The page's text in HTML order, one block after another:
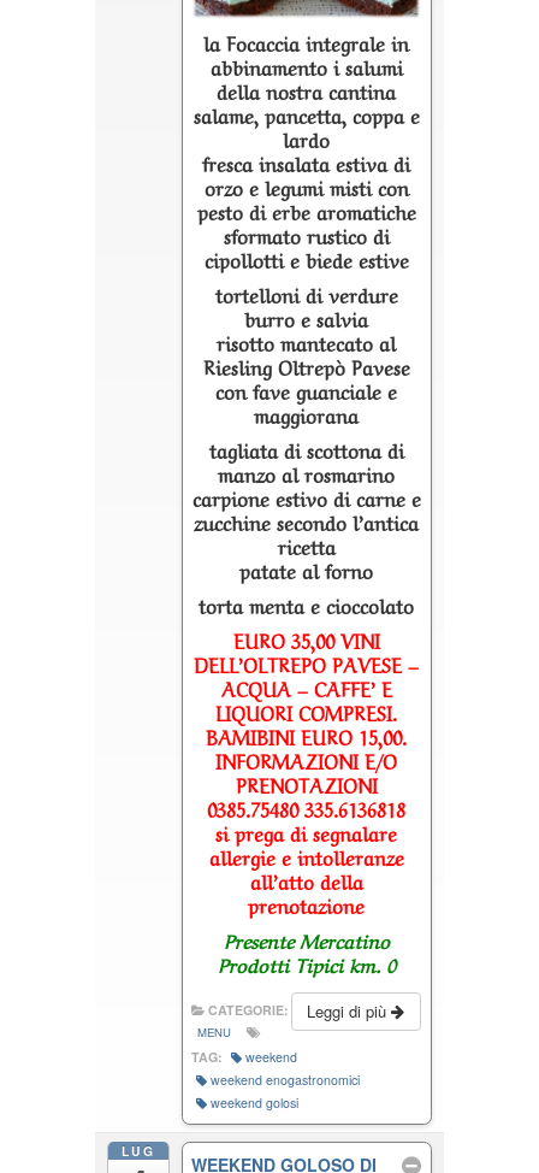
la Focaccia integrale in
abbinamento i salumi
della nostra cantina
salame, pancetta, coppa e
lardo
fresca insalata estiva di
orzo e legumi misti con
pesto di erbe aromatiche
sformato rustico di
cipollotti e biede estive
tortelloni di verdure
burro e salvia
risotto mantecato al
Riesling Oltrepò Pavese
con fave guanciale e
maggiorana
tagliata di scottona di
manzo al rosmarino
carpione estivo di carne e
zucchine secondo l’antica
ricetta
patate al forno
torta menta e cioccolato
EURO 35,00 VINI
DELL’OLTREPO PAVESE –
ACQUA – CAFFE’ E
LIQUORI COMPRESI.
BAMIBINI EURO 15,00.
INFORMAZIONI E/O
PRENOTAZIONI
0385.75480 335.6136818
si prega di segnalare
allergie e intolleranze
all’atto della
prenotazione
Presente Mercatino
Prodotti Tipici km. 0
Leggi di più
CATEGORIE:
MENU
TAG:
weekend
weekend enogastronomici
weekend golosi
LUG
WEEKEND GOLOSO DI